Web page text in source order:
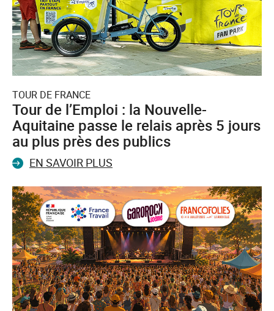
TOUR DE FRANCE
Tour de l’Emploi : la Nouvelle-
Aquitaine passe le relais après 5 jours
au plus près des publics
EN SAVOIR PLUS